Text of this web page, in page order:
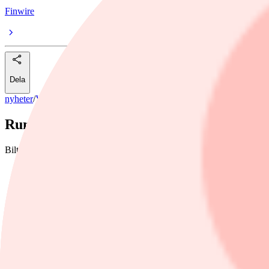
Finwire
Dela
nyheter/Volvo Car
Runt 1 000 anställda får lämna Volvo Cars
Biltillverkaren Volvo Cars lade i våras ett varsel och nu står det klart